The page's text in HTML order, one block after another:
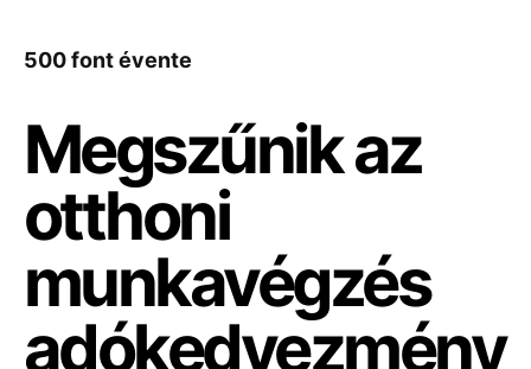
500 font évente
Megszűnik az
otthoni
munkavégzés
adókedvezmény